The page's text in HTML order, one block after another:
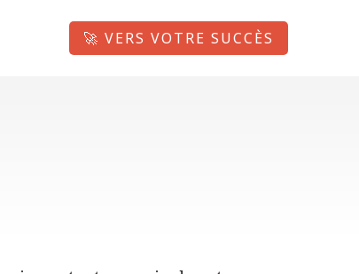
🚀 VERS VOTRE SUCCÈS